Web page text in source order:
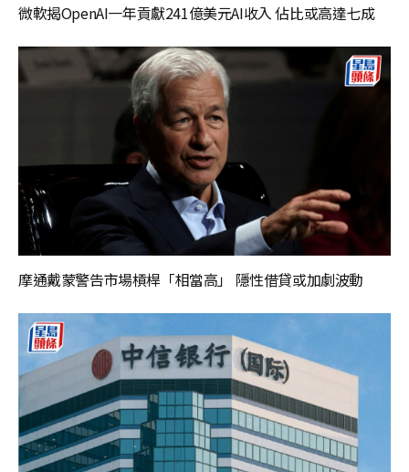
微軟揭OpenAI一年貢獻241億美元AI收入 佔比或高達七成
摩通戴蒙警告市場槓桿「相當高」 隱性借貸或加劇波動